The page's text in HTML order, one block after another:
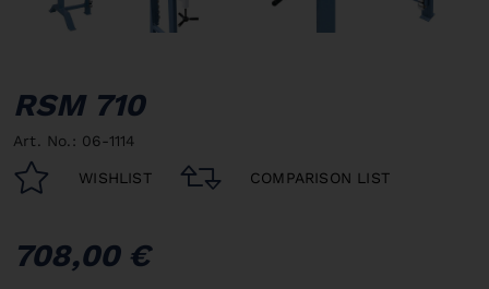
RSM 710
Art. No.: 06-1114
WISHLIST COMPARISON LIST
708,00 €